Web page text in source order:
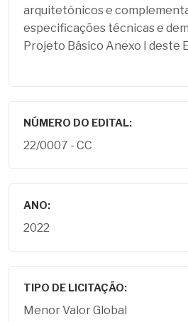
arquitetônicos e
especificações técnicas e
Projeto Básico Anexo I deste
NÚMERO DO EDITAL:
22/0007 - CC
ANO:
2022
TIPO DE LICITAÇÃO:
Menor Valor Global